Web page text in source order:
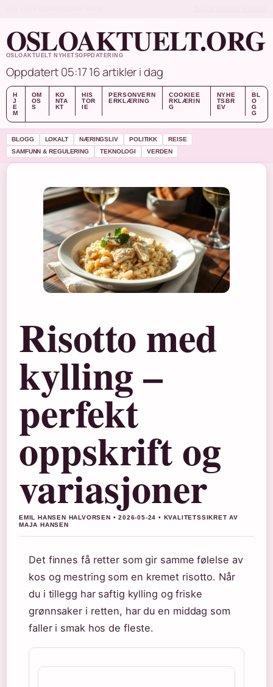
OSLOAKTUELT.ORG
OSLOAKTUELT NYHETSOPPDATERING
Oppdatert 05:1716 artikler i dag
H
J
E
M
OM
OS
S
KO
NTA
KT
HIS
TOR
IE
PERSONVERN
ERKLÆRING
COOKIEE
RKLÆRIN
G
NYHE
TSBR
EV
BL
O
G
G
BLOGG LOKALT NÆRINGSLIV POLITIKK
REISE
SAMFUNN & REGULERING
TEKNOLOGI VERDEN
Risotto med
kylling –
perfekt
oppskrift og
variasjoner
EMIL HANSEN HALVORSEN • 2026-05-24 • KVALITETSSIKRET AV
MAJA HANSEN
Det finnes få retter som gir samme følelse av
kos og mestring som en kremet risotto. Når
du i tillegg har saftig kylling og friske
grønnsaker i retten, har du en middag som
faller i smak hos de fleste.